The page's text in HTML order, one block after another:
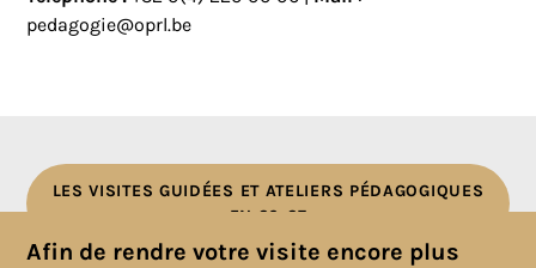
pedagogie@oprl.be
LES VISITES GUIDÉES ET ATELIERS PÉDAGOGIQUES
EN 26-27
Afin de rendre votre visite encore plus